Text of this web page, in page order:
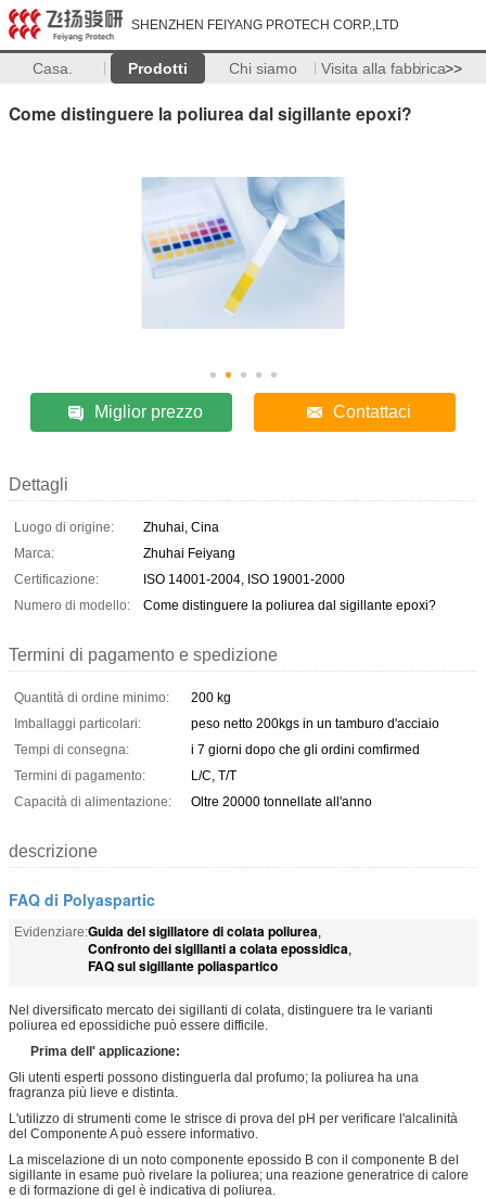
SHENZHEN FEIYANG PROTECH CORP.,LTD
Casa. Prodotti Chi siamo Visita alla fabbrica>>
Come distinguere la poliurea dal sigillante epoxi?
Miglior prezzo Contattaci
Dettagli
Luogo di origine:
Zhuhai, Cina
Marca:
Zhuhai Feiyang
Certificazione:
ISO 14001-2004, ISO 19001-2000
Numero di modello:
Come distinguere la poliurea dal sigillante epoxi?
Termini di pagamento e spedizione
Quantità di ordine minimo:
200 kg
Imballaggi particolari:
peso netto 200kgs in un tamburo d'acciaio
Tempi di consegna:
i 7 giorni dopo che gli ordini comfirmed
Termini di pagamento:
L/C, T/T
Capacità di alimentazione:
Oltre 20000 tonnellate all'anno
descrizione
FAQ di Polyaspartic
Evidenziare:Guida del sigillatore di colata poliurea,
Confronto dei sigillanti a colata epossidica,
FAQ sul sigillante poliaspartico
Nel diversificato mercato dei sigillanti di colata, distinguere tra le varianti
poliurea ed epossidiche può essere difficile.
Prima dell' applicazione:
Gli utenti esperti possono distinguerla dal profumo; la poliurea ha una
fragranza più lieve e distinta.
L'utilizzo di strumenti come le strisce di prova del pH per verificare l'alcalinità
del Componente A può essere informativo.
La miscelazione di un noto componente epossido B con il componente B del
sigillante in esame può rivelare la poliurea; una reazione generatrice di calore
e di formazione di gel è indicativa di poliurea.